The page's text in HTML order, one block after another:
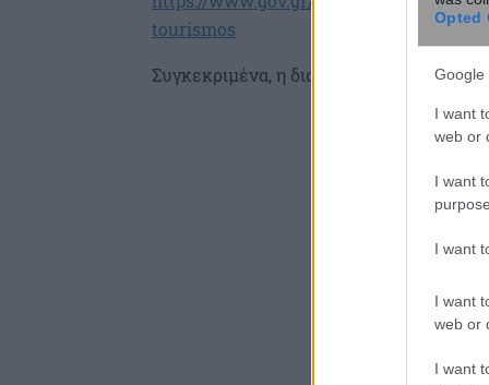
Opted
Google
I want
web or
I want
I want
I want
web or
I want
tourismos
Συγκεκριμένα, η διαδρομή είναι: